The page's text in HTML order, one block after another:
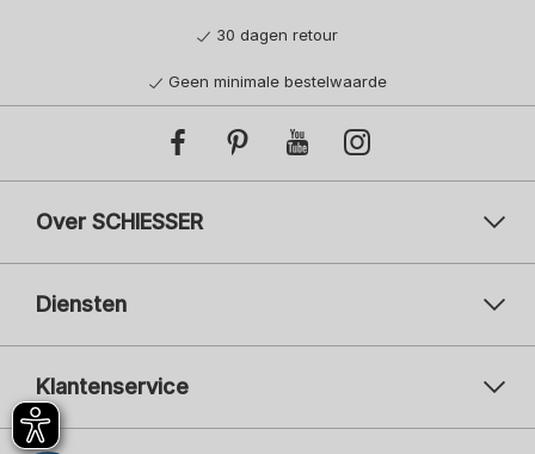
30 dagen retour
Geen minimale bestelwaarde
Over SCHIESSER
Diensten
Klantenservice